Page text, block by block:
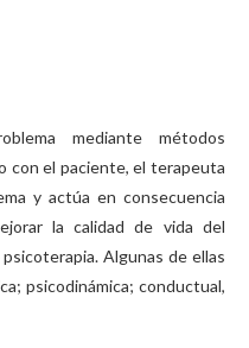
mediante métodos
con el paciente, el terapeuta
y actúa en consecuencia
la calidad de vida del
Algunas de ellas
psicodinámica; conductual,